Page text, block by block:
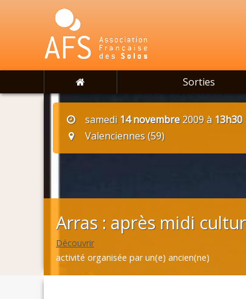
Sorties
samedi 14 novembre2009 à 13h30
Valenciennes (59)
Arras : après midi
Découvrir
activité organisée par un(e) ancien(ne)